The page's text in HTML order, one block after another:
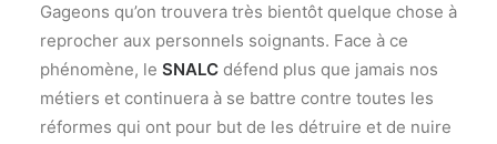
Gageons qu’on trouvera très bientôt quelque chose à
reprocher aux personnels soignants. Face à ce
phénomène, le SNALC défend plus que jamais nos
métiers et continuera à se battre contre toutes les
réformes qui ont pour but de les détruire et de nuire